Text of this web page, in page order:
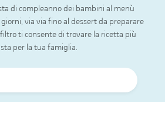
di compleanno dei bambini al menù
via via fino al dessert da preparare
ti consente di trovare la ricetta più
per la tua famiglia.